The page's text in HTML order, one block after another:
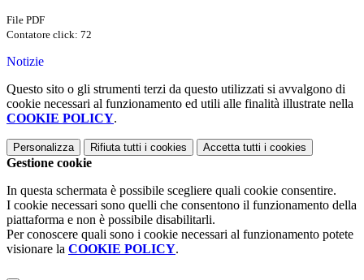
File PDF
Contatore click: 72
Notizie
Questo sito o gli strumenti terzi da questo utilizzati si avvalgono di
cookie necessari al funzionamento ed utili alle finalità illustrate nella
COOKIE POLICY.
Personalizza Rifiuta tutti i cookies Accetta tutti i cookies
Gestione cookie
In questa schermata è possibile scegliere quali cookie consentire.
I cookie necessari sono quelli che consentono il funzionamento della
piattaforma e non è possibile disabilitarli.
Per conoscere quali sono i cookie necessari al funzionamento potete
visionare la COOKIE POLICY.